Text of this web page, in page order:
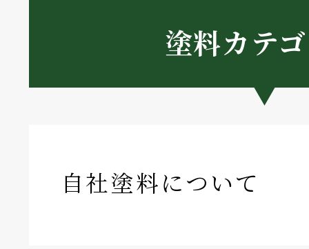
塗料カテ
自社塗料について